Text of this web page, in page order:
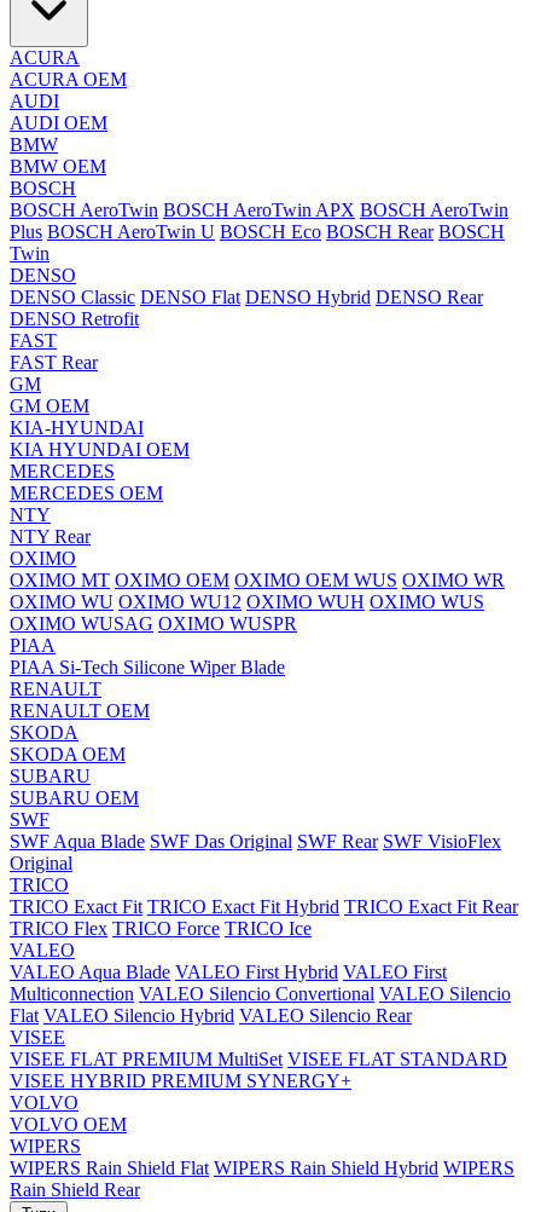
ACURA
ACURA OEM
AUDI
AUDI OEM
BMW
BMW OEM
BOSCH
BOSCH AeroTwin BOSCH AeroTwin APX BOSCH AeroTwin
Plus BOSCH AeroTwin U BOSCH Eco BOSCH Rear BOSCH
Twin
DENSO
DENSO Classic DENSO Flat DENSO Hybrid DENSO Rear
DENSO Retrofit
FAST
FAST Rear
GM
GM OEM
KIA-HYUNDAI
KIA HYUNDAI OEM
MERCEDES
MERCEDES OEM
NTY
NTY Rear
OXIMO
OXIMO MT OXIMO OEM OXIMO OEM WUS OXIMO WR
OXIMO WU OXIMO WU12 OXIMO WUH OXIMO WUS
OXIMO WUSAG OXIMO WUSPR
PIAA
PIAA Si-Tech Silicone Wiper Blade
RENAULT
RENAULT OEM
SKODA
SKODA OEM
SUBARU
SUBARU OEM
SWF
SWF Aqua Blade SWF Das Original SWF Rear SWF VisioFlex
Original
TRICO
TRICO Exact Fit TRICO Exact Fit Hybrid TRICO Exact Fit Rear
TRICO Flex TRICO Force TRICO Ice
VALEO
VALEO Aqua Blade VALEO First Hybrid VALEO First
Multiconnection VALEO Silencio Convertional VALEO Silencio
Flat VALEO Silencio Hybrid VALEO Silencio Rear
VISEE
VISEE FLAT PREMIUM MultiSet VISEE FLAT STANDARD
VISEE HYBRID PREMIUM SYNERGY+
VOLVO
VOLVO OEM
WIPERS
WIPERS Rain Shield Flat WIPERS Rain Shield Hybrid WIPERS
Rain Shield Rear